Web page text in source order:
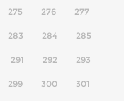
275 276 277
283 284 285
291 292 293
299 300 301